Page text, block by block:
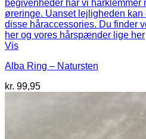
Vis
Alba Ring – Natursten
kr. 99,95